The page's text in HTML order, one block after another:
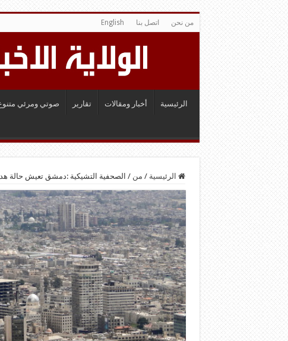
من نحن اتصل بنا English
الرئيسية أخبار ومقالات تقارير صوتي ومرئي
الرئيسية / من / الصحفية التشيكية :دمشق تعيش حالة